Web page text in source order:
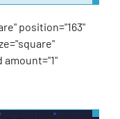
position="163"